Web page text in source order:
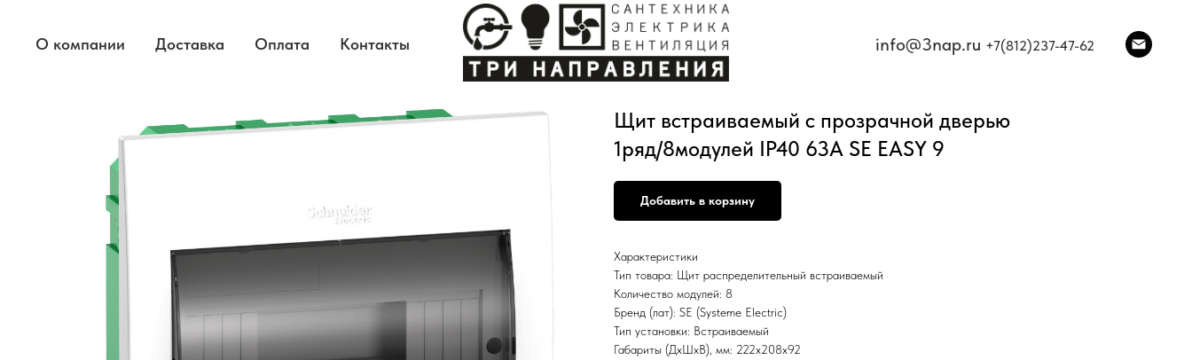
О компании Доставка Оплата Контакты info@3nap.ru +7(812)237-47-62
Щит встраиваемый с прозрачной дверью
1ряд/8модулей IP40 63А SE EASY 9
Добавить в корзину
Характеристики
Тип товара: Щит распределительный встраиваемый
Количество модулей: 8
Бренд (лат): SE (Systeme Electric)
Тип установки: Встраиваемый
Габариты (ДхШхВ), мм: 222х208х92